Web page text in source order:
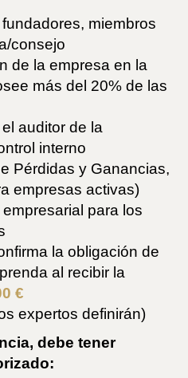
miembros
consejo
de la empresa en la
más del 20% de las
auditor de la
interno
Pérdidas y Ganancias,
empresas activas)
para los
la obligación de
al recibir la
€
expertos definirán)
debe tener